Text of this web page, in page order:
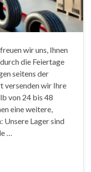
wir uns, Ihnen
die Feiertage
seitens der
versenden wir Ihre
von 24 bis 48
eine weitere,
Lager sind
…